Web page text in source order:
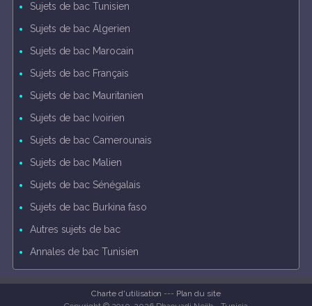
Sujets de bac Tunisien
Sujets de bac Algerien
Sujets de bac Marocain
Sujets de bac Français
Sujets de bac Mauritanien
Sujets de bac Ivoirien
Sujets de bac Camerounais
Sujets de bac Malien
Sujets de bac Sénégalais
Sujets de bac Burkina faso
Autres sujets de bac
Annales de bac Tunisien
Charte d'utilisation --- Plan du site